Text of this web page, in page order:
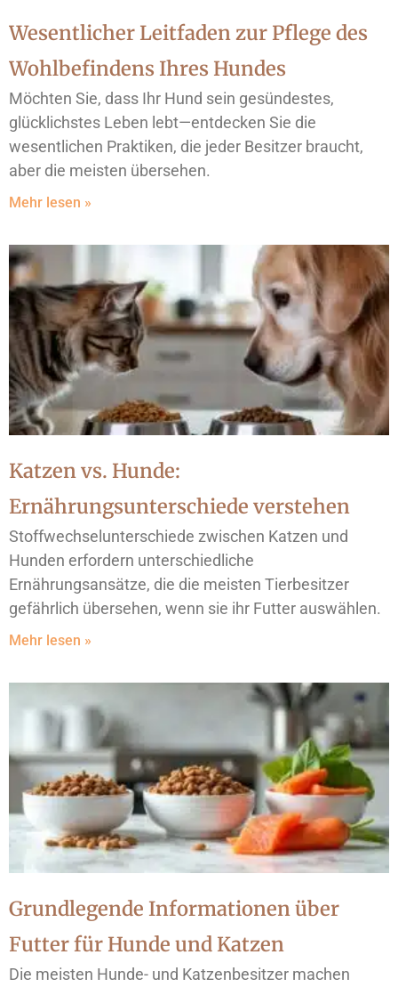
Wesentlicher Leitfaden zur Pflege des
Wohlbefindens Ihres Hundes
Möchten Sie, dass Ihr Hund sein gesündestes,
glücklichstes Leben lebt—entdecken Sie die
wesentlichen Praktiken, die jeder Besitzer braucht,
aber die meisten übersehen.
Mehr lesen »
Katzen vs. Hunde:
Ernährungsunterschiede verstehen
Stoffwechselunterschiede zwischen Katzen und
Hunden erfordern unterschiedliche
Ernährungsansätze, die die meisten Tierbesitzer
gefährlich übersehen, wenn sie ihr Futter auswählen.
Mehr lesen »
Grundlegende Informationen über
Futter für Hunde und Katzen
Die meisten Hunde- und Katzenbesitzer machen